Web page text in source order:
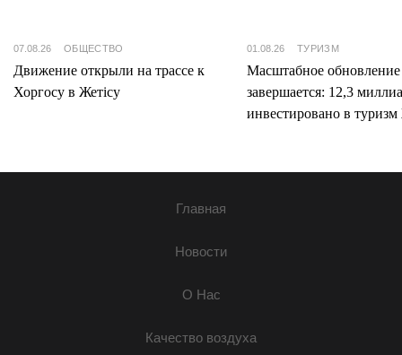
07.08.26 ОБЩЕСТВО
Движение открыли на трассе к
Хоргосу в Жетісу
01.08.26 ТУРИЗМ
Масштабное
завершается: 12,3
инвестировано в туризм
Главная
Новости
О Нас
Качество воздуха